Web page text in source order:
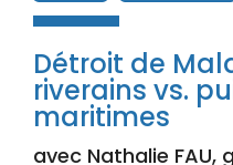
Détroit de
riverains vs.
maritimes
avec Nathalie FAU,